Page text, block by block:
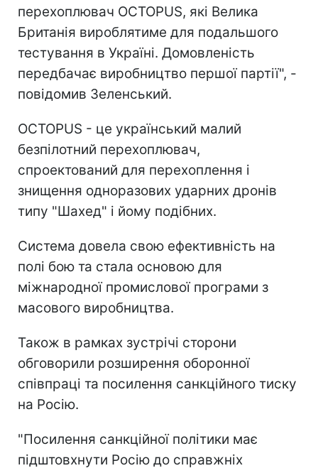
перехоплювач OCTOPUS, які Велика
Британія вироблятиме для подальшого
тестування в Україні. Домовленість
передбачає виробництво першої партії", -
повідомив Зеленський.
OCTOPUS - це український малий
безпілотний перехоплювач,
спроектований для перехоплення і
знищення одноразових ударних дронів
типу "Шахед" і йому подібних.
Система довела свою ефективність на
полі бою та стала основою для
міжнародної промислової програми з
масового виробництва.
Також в рамках зустрічі сторони
обговорили розширення оборонної
співпраці та посилення санкційного тиску
на Росію.
"Посилення санкційної політики має
підштовхнути Росію до справжніх